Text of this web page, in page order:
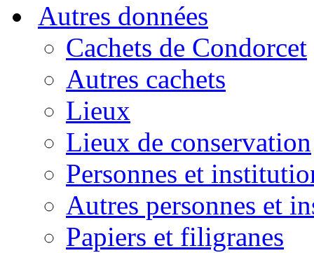
Autres données
Cachets de Condorcet
Autres cachets
Lieux
Lieux de conservation
Personnes et
Autres personnes et
Papiers et filigranes